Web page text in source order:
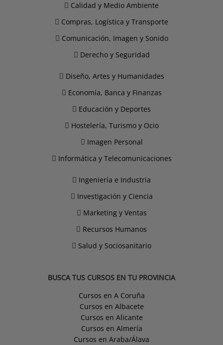
Calidad y Medio Ambiente
Compras, Logística y Transporte
Comunicación, Imagen y Sonido
Derecho y Seguridad
Diseño, Artes y Humanidades
Economía, Banca y Finanzas
Educación y Deportes
Hostelería, Turismo y Ocio
Imagen Personal
Informática y Telecomunicaciones
Ingeniería e Industria
Investigación y Ciencia
Marketing y Ventas
Recursos Humanos
Salud y Sociosanitario
BUSCA TUS CURSOS EN TU PROVINCIA
Cursos en A Coruña
Cursos en Albacete
Cursos en Alicante
Cursos en Almería
Cursos en Araba/Álava